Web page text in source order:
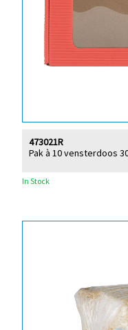
Pak à 10 vensterdoos
473021R
In Stock